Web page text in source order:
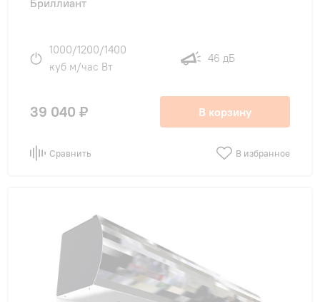
Бриллиант
1000/1200/1400
куб м/час Вт
46 дБ
39 040 ₽ В корзину
Сравнить В избранное